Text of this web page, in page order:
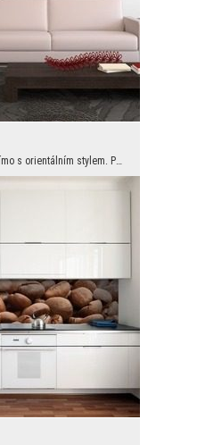
Kvetoucí třešeň je spojena přímo s orientálním stylem. Pokud tedy chceme zachovat uspořádání v to...